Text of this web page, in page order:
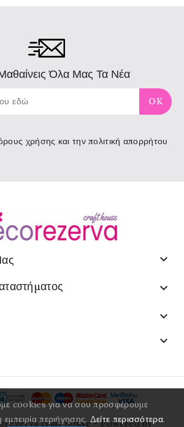
Όλα Μας Τα Νέα
χρήσης και την πολιτική απορρήτου


cookies για να σου προσφέρουμε
περιήγησης. Δείτε περισσότερα.


craft house - Powered by